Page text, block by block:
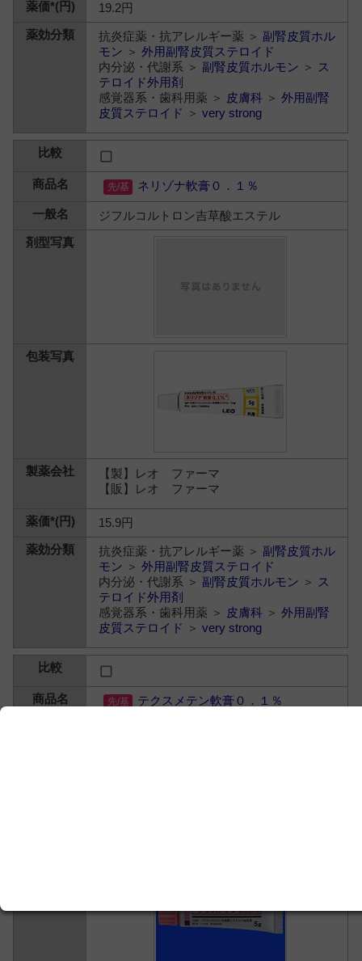
19.2円
抗炎症薬・抗アレルギー薬 ＞ 副腎皮質ホル
モン ＞外用副腎皮質ステロイド
内分泌・代謝系 ＞ 副腎皮質ホルモン ＞ ス
テロイド外用剤
感覚器系・歯科用薬 ＞ 皮膚科 ＞外用副腎
皮質ステロイド ＞very strong
ネリゾナ軟膏０．１％
ジフルコルトロン吉草酸エステル
【製】レオ ファーマ
【販】レオ ファーマ
15.9円
抗炎症薬・抗アレルギー薬 ＞ 副腎皮質ホル
モン ＞外用副腎皮質ステロイド
内分泌・代謝系 ＞ 副腎皮質ホルモン ＞ ス
テロイド外用剤
感覚器系・歯科用薬 ＞ 皮膚科 ＞外用副腎
皮質ステロイド ＞very strong
テクスメテン軟膏０．１％